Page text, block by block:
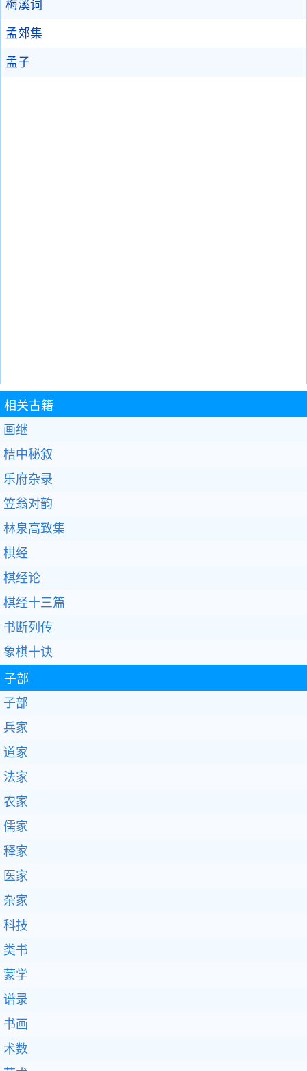
梅溪词
孟郊集
孟子
相关古籍
画继
桔中秘叙
乐府杂录
笠翁对韵
林泉高致集
棋经
棋经论
棋经十三篇
书断列传
象棋十诀
子部
子部
兵家
道家
法家
农家
儒家
释家
医家
杂家
科技
类书
蒙学
谱录
书画
术数